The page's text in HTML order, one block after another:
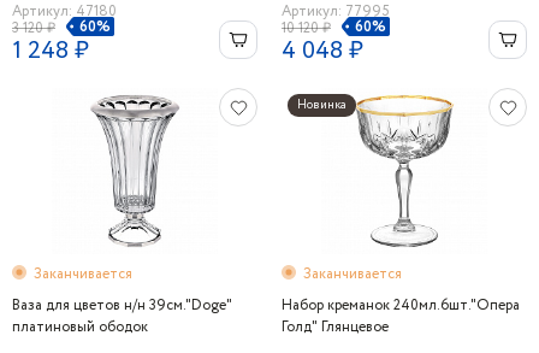
Артикул: 47180
3 120 ₽
60%
1 248 ₽
Артикул: 77995
10 120 ₽
60%
4 048 ₽
Заканчивается
Ваза для цветов н/н 39см."Doge"
платиновый ободок
Новинка
Заканчивается
Набор креманок 240мл.6шт."Опера
Голд" Глянцевое